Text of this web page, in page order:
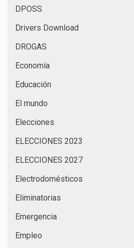
DPOSS
Drivers Download
DROGAS
Economía
Educación
El mundo
Elecciones
ELECCIONES 2023
ELECCIONES 2027
Electrodomésticos
Eliminatorias
Emergencia
Empleo